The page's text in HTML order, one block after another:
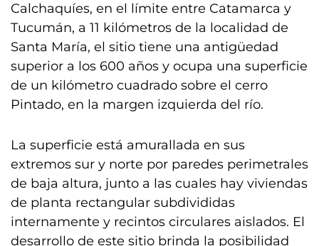
Calchaquíes, en el límite entre Catamarca y
Tucumán, a 11 kilómetros de la localidad de
Santa María, el sitio tiene una antigüedad
superior a los 600 años y ocupa una superficie
de un kilómetro cuadrado sobre el cerro
Pintado, en la margen izquierda del río.
La superficie está amurallada en sus
extremos sur y norte por paredes perimetrales
de baja altura, junto a las cuales hay viviendas
de planta rectangular subdivididas
internamente y recintos circulares aislados. El
desarrollo de este sitio brinda la posibilidad